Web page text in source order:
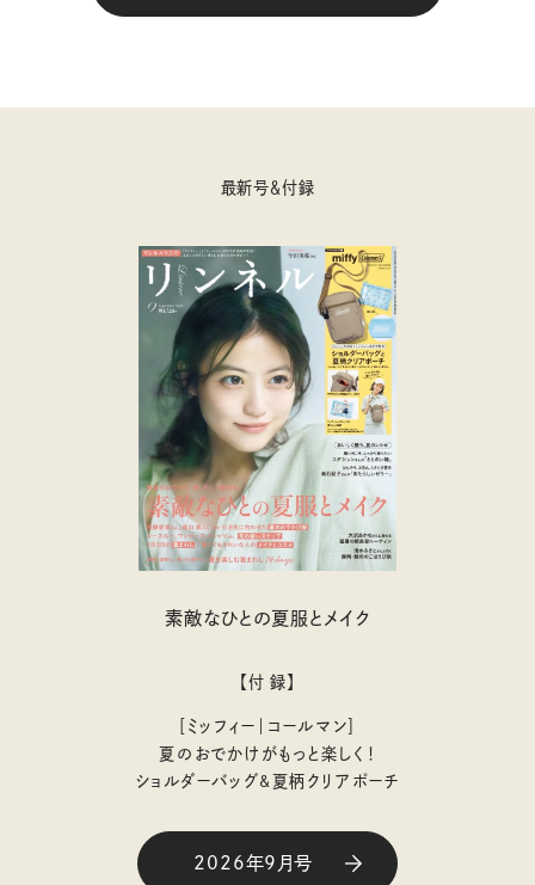
最新号＆付録
素敵なひとの夏服とメイク
【付 録】
［ミッフィー｜コールマン］
夏のおでかけがもっと楽しく！
ショルダーバッグ&夏柄クリアポーチ
2026年9月号